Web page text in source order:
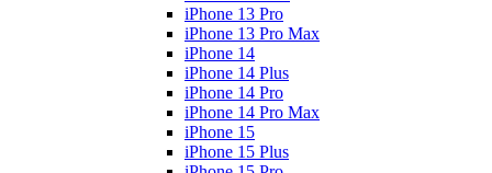
iPhone 13 Pro
iPhone 13 Pro Max
iPhone 14
iPhone 14 Plus
iPhone 14 Pro
iPhone 14 Pro Max
iPhone 15
iPhone 15 Plus